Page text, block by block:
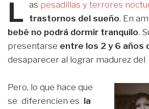
L as pesadillas y terrores
trastornos del sueño. En
bebé no podrá dormir tranquilo.
presentarse entre los 2 y 6 años
desaparecer al lograr madurez del
Pero, lo que hace que
se diferencien es la